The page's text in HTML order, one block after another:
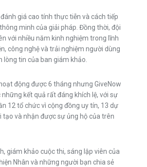
giá cao tính thực tiễn và cách tiếp
minh của giải pháp. Đồng thời, đội
với nhiều năm kinh nghiệm trong lĩnh
công nghệ và trải nghiệm người dùng
lòng tin của ban giám khảo.
động được 6 tháng nhưng GiveNow
kết quả rất đáng khích lệ, với sự
12 tổ chức vì cộng đồng uy tín, 13 dự
tạo và nhận được sự ủng hộ của trên
giám khảo cuộc thi, sáng lập viên của
Nhân và những người bạn chia sẻ